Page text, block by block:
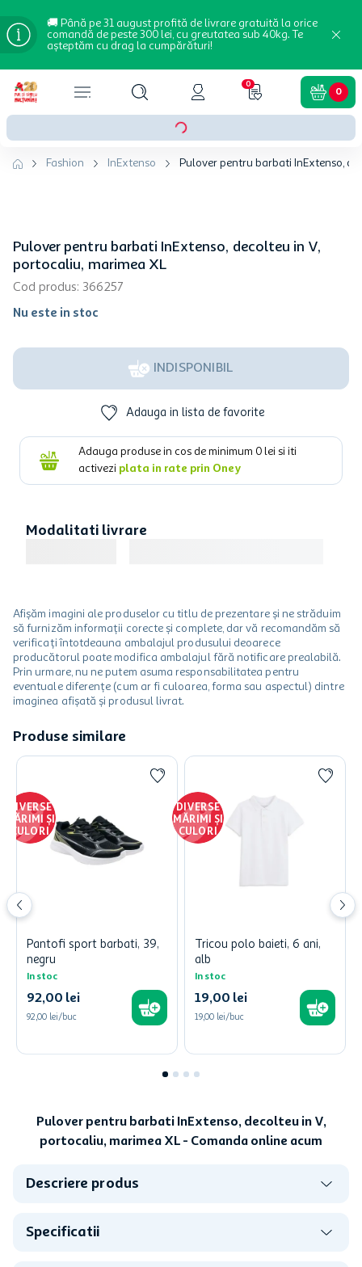
🚚 Până pe 31 august profită de livrare gratuită la orice
comandă de peste 300 lei, cu greutatea sub 40kg. Te
așteptăm cu drag la cumpărături!
0
0
Fashion InExtenso Pulover pentru barbati InExtenso,
Pulover pentru barbati InExtenso, decolteu in V,
portocaliu, marimea XL
Cod produs: 366257
Nu este in stoc
INDISPONIBIL
Adauga in lista de favorite
Adauga produse in cos de minimum 0 lei si iti
activezi plata in rate prin Oney
Modalitati livrare
Afișăm imagini ale produselor cu titlu de prezentare și ne străduim
să furnizăm informații corecte și complete, dar vă recomandăm să
verificați întotdeauna ambalajul produsului deoarece
producătorul poate modifica ambalajul fără notificare prealabilă.
Prin urmare, nu ne putem asuma responsabilitatea pentru
eventuale diferențe (cum ar fi culoarea, forma sau aspectul) dintre
imaginea afișată și produsul livrat.
Produse similare
DIVERSE
MĂRIMI ȘI
CULORI
Pantofi sport barbati, 39,
negru
In stoc
92,00 lei
92,00 lei/buc
DIVERSE
MĂRIMI ȘI
CULORI
Tricou polo baieti, 6 ani,
alb
In stoc
19,00 lei
19,00 lei/buc
Pulover pentru barbati InExtenso, decolteu in V,
portocaliu, marimea XL - Comanda online acum
Descriere produs
Specificatii